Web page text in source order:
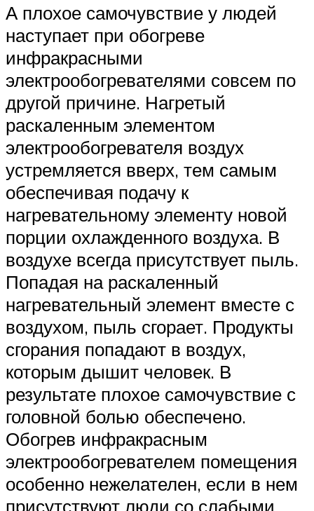
А плохое самочувствие у людей
наступает при обогреве
инфракрасными
электрообогревателями совсем по
другой причине. Нагретый
раскаленным элементом
электрообогревателя воздух
устремляется вверх, тем самым
обеспечивая подачу к
нагревательному элементу новой
порции охлажденного воздуха. В
воздухе всегда присутствует пыль.
Попадая на раскаленный
нагревательный элемент вместе с
воздухом, пыль сгорает. Продукты
сгорания попадают в воздух,
которым дышит человек. В
результате плохое самочувствие с
головной болью обеспечено.
Обогрев инфракрасным
электрообогревателем помещения
особенно нежелателен, если в нем
присутствуют люди со слабыми